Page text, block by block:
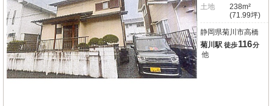
土地
238m²
(71.99坪)
静岡県菊川市高橋
菊川駅 徒歩116分
他